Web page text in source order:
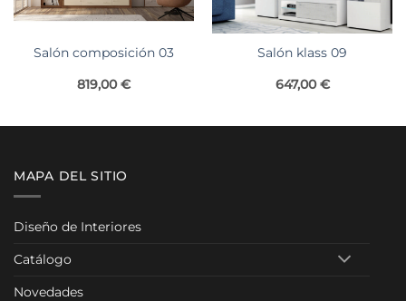
Salón composición 03
819,00€
Salón klass 09
647,00€
MAPA DEL SITIO
Diseño de Interiores
Catálogo
Novedades